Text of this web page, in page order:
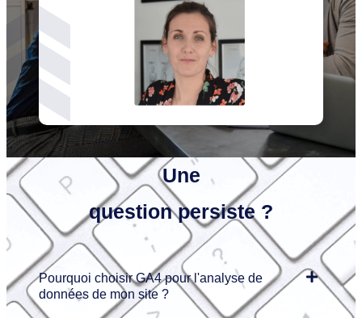
Une
questionpersiste ?
Pourquoi choisir GA4 pour l'analyse de
données de mon site ?